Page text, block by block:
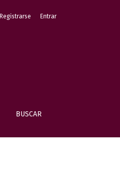
BUSCAR
Registrarse Entrar